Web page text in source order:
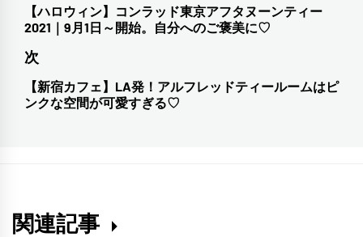
稿
ビ
ゲ
ン
前
の
投
稿:
【ハロウィン】コンラッド東京アフタヌーンティー
2021｜9月1日～開始。自分へのご褒美に♡
次
次
の
【新宿カフェ】LA発！アルフレッドティールームはピ
ンクな空間が可愛すぎる♡
関連記事